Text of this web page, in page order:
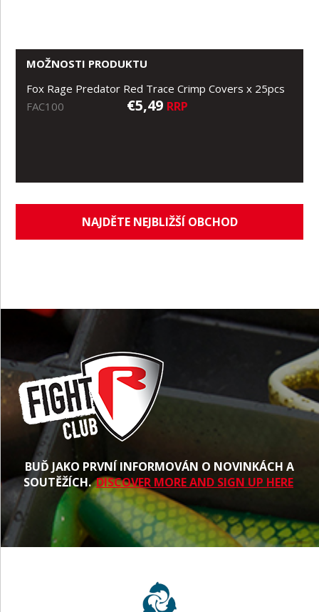
MOŽNOSTI PRODUKTU
Fox Rage Predator Red Trace Crimp Covers x 25pcs
FAC100
€5,49 RRP
NAJDĚTE NEJBLIŽŠÍ OBCHOD
BUĎ JAKO PRVNÍ INFORMOVÁN O NOVINKÁCH A
SOUTĚŽÍCH.DISCOVER MORE AND SIGN UP HERE